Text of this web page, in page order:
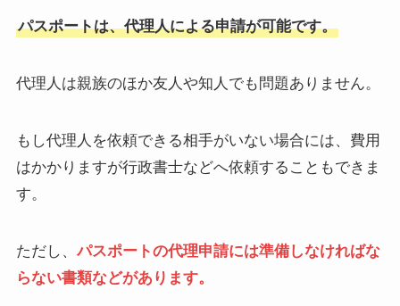
パスポートは、代理人による申請が可能です。
代理人は親族のほか友人や知人でも問題ありません。
もし代理人を依頼できる相手がいない場合には、費用
はかかりますが行政書士などへ依頼することもできま
す。
ただし、パスポートの代理申請には準備しなければな
らない書類などがあります。